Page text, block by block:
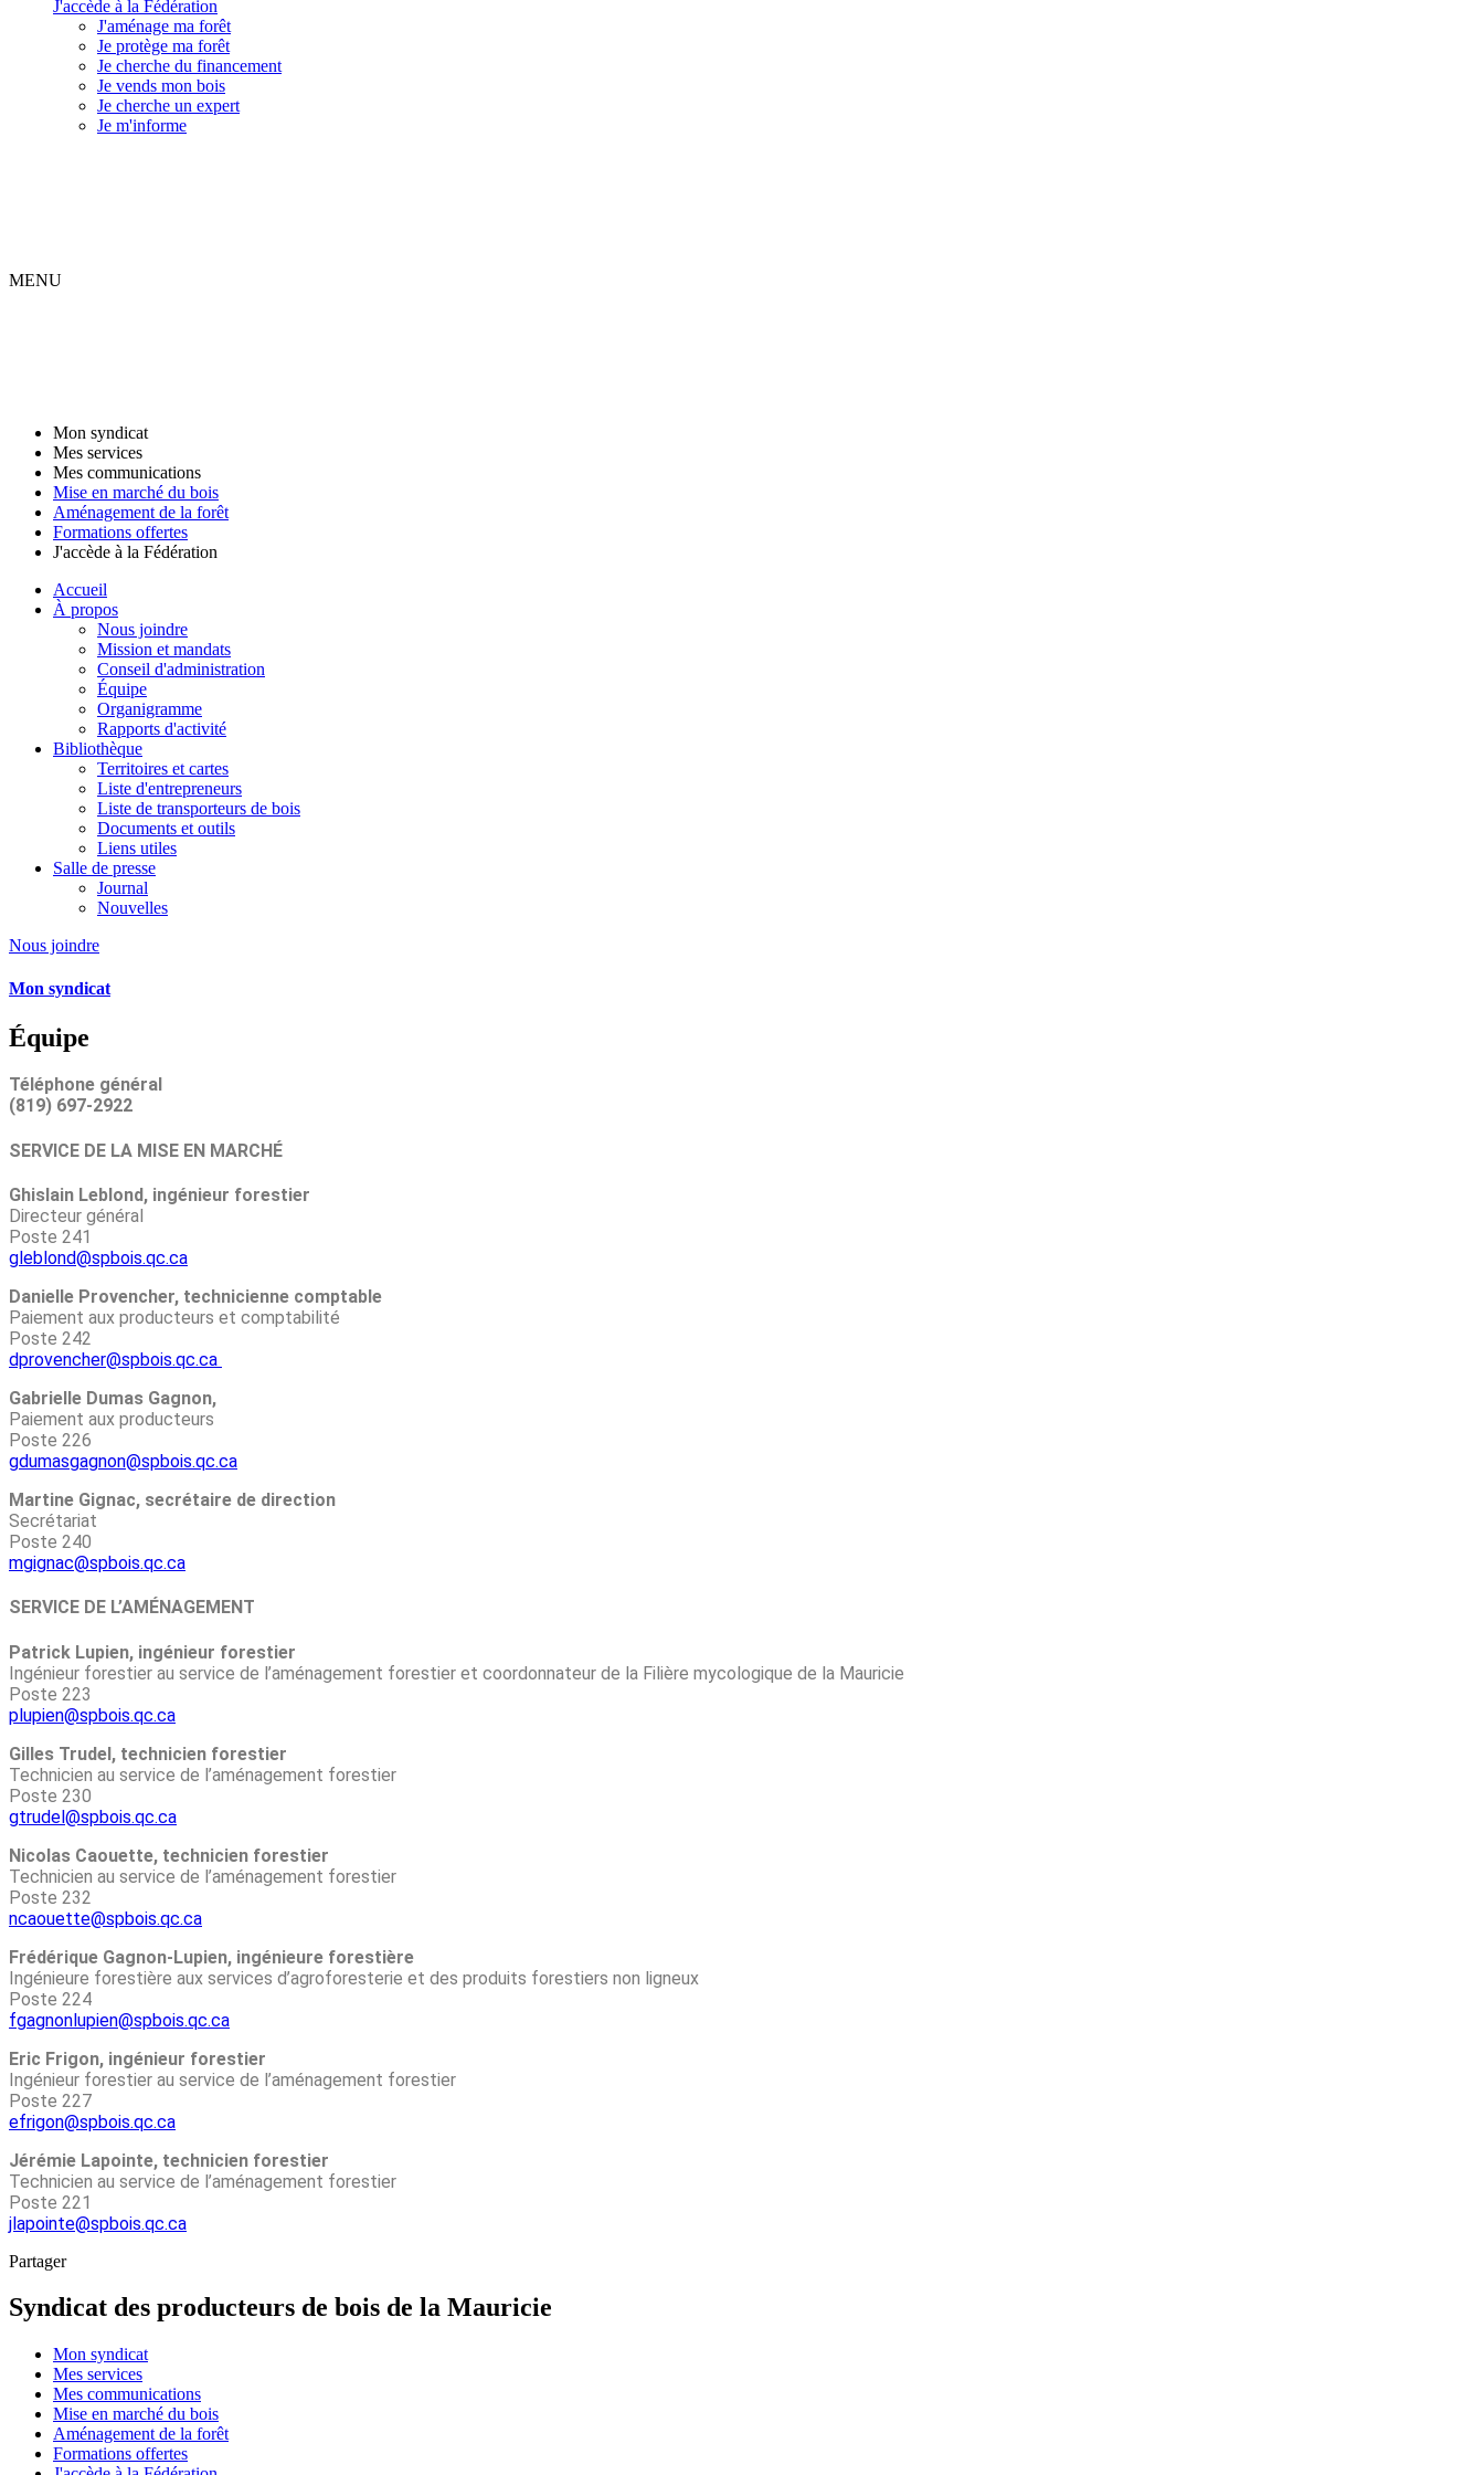
J'accède à la Fédération
J'aménage ma forêt
Je protège ma forêt
Je cherche du financement
Je vends mon bois
Je cherche un expert
Je m'informe
MENU
Mon syndicat
Mes services
Mes communications
Mise en marché du bois
Aménagement de la forêt
Formations offertes
J'accède à la Fédération
Accueil
À propos
Nous joindre
Mission et mandats
Conseil d'administration
Équipe
Organigramme
Rapports d'activité
Bibliothèque
Territoires et cartes
Liste d'entrepreneurs
Liste de transporteurs de bois
Documents et outils
Liens utiles
Salle de presse
Journal
Nouvelles
Nous joindre
Mon syndicat
Équipe
Téléphone général
(819) 697-2922
SERVICE DE LA MISE EN MARCHÉ
Ghislain Leblond, ingénieur forestier
Directeur général
Poste 241
gleblond@spbois.qc.ca
Danielle Provencher, technicienne comptable
Paiement aux producteurs et comptabilité
Poste 242
dprovencher@spbois.qc.ca
Gabrielle Dumas Gagnon,
Paiement aux producteurs
Poste 226
gdumasgagnon@spbois.qc.ca
Martine Gignac, secrétaire de direction
Secrétariat
Poste 240
mgignac@spbois.qc.ca
SERVICE DE L’AMÉNAGEMENT
Patrick Lupien, ingénieur forestier
Ingénieur forestier au service de l’aménagement forestier et coordonnateur de la Filière mycologique de la Mauricie
Poste 223
plupien@spbois.qc.ca
Gilles Trudel, technicien forestier
Technicien au service de l’aménagement forestier
Poste 230
gtrudel@spbois.qc.ca
Nicolas Caouette, technicien forestier
Technicien au service de l’aménagement forestier
Poste 232
ncaouette@spbois.qc.ca
Frédérique Gagnon-Lupien, ingénieure forestière
Ingénieure forestière aux services d’agroforesterie et des produits forestiers non ligneux
Poste 224
fgagnonlupien@spbois.qc.ca
Eric Frigon, ingénieur forestier
Ingénieur forestier au service de l’aménagement forestier
Poste 227
efrigon@spbois.qc.ca
Jérémie Lapointe, technicien forestier
Technicien au service de l’aménagement forestier
Poste 221
jlapointe@spbois.qc.ca
Partager
Syndicat des producteurs de bois de la Mauricie
Mon syndicat
Mes services
Mes communications
Mise en marché du bois
Aménagement de la forêt
Formations offertes